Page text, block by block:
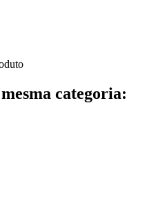
categoria: